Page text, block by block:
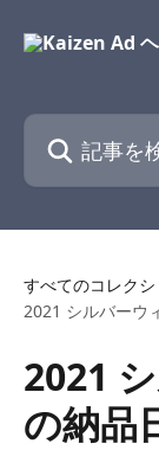
記事を検索...
すべてのコレクシ
2021 シルバーウ
2021
の納品